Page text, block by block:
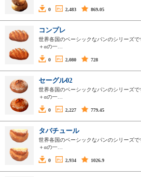
0 2,483 869.05
コンプレ
世界各国のベーシックなパンのシリーズ
＋αの一…
0 2,080 728
セーグル02
世界各国のベーシックなパンのシリーズ
＋αの一…
0 2,227 779.45
タバチュール
世界各国のベーシックなパンのシリーズ
＋αの一…
0 2,934 1026.9